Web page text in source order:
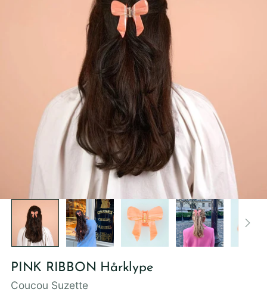
PINK RIBBON Hårklype
Coucou Suzette